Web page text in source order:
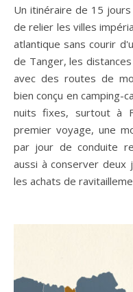
Un itinéraire de 15 jours au Maroc en camping-car permet
de relier les villes
atlantique sans courir
de Tanger, les
avec des routes de
bien conçu en camping-
nuits fixes, surtout à
premier voyage, une
par jour de conduite
aussi à conserver deux
les achats de